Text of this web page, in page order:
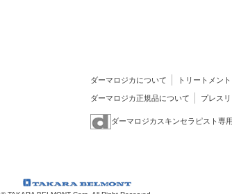
ダーマロジカについて トリートメント
ダーマロジカ正規品について プレス
ダーマロジカスキンセラピスト専